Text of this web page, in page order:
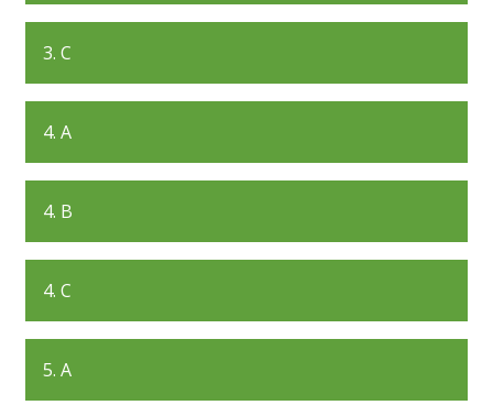
3. C
4. A
4. B
4. C
5. A